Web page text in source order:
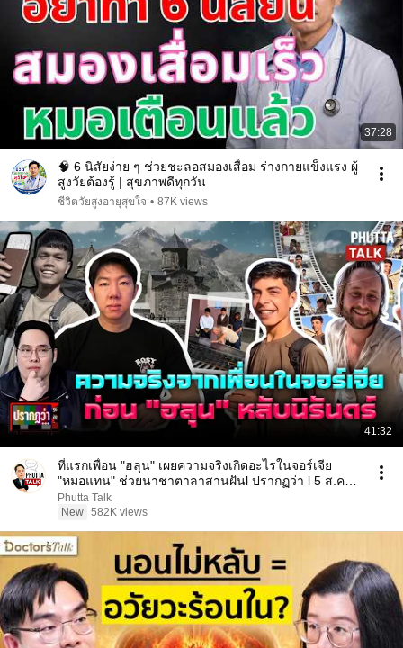
37:28
🧠 6 นิสัยง่าย ๆ ช่วยชะลอสมองเสื่อม ร่างกายแข็งแรง ผู้
สูงวัยต้องรู้ | สุขภาพดีทุกวัน
ชีวิตวัยสูงอายุสุขใจ • 87K views
41:32
ที่แรกเพื่อน "ฮลุน" เผยความจริงเกิดอะไรในจอร์เจีย
"หมอแทน" ช่วยนาชาตาลาสานฝันl ปรากฏว่า l 5 ส.ค.
69
Phutta Talk
New 582K views